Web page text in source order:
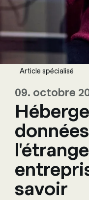
Article spécialisé
09. octobre
savoir